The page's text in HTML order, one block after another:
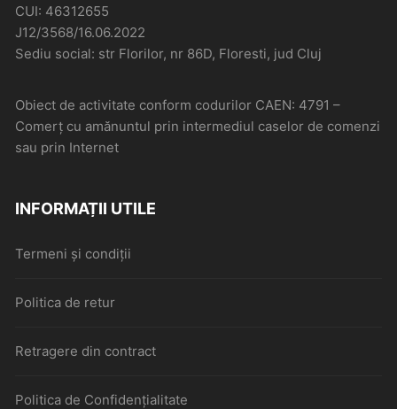
CUI: 46312655
J12/3568/16.06.2022
Sediu social: str Florilor, nr 86D, Floresti, jud Cluj
Obiect de activitate conform codurilor CAEN: 4791 –
Comerţ cu amănuntul prin intermediul caselor de comenzi
sau prin Internet
INFORMAȚII UTILE
Termeni și condiții
Politica de retur
Retragere din contract
Politica de Confidențialitate